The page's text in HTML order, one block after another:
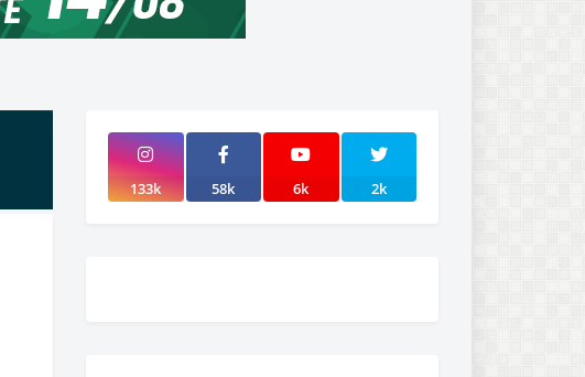
133k 58k 6k 2k